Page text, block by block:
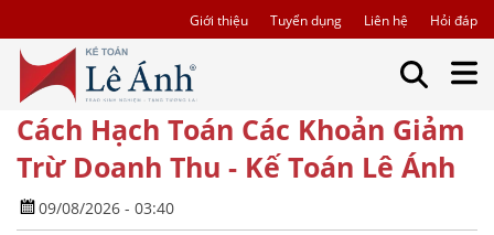
Giới thiệu Tuyển dụng Liên hệ Hỏi đáp
Cách Hạch Toán Các Khoản Giảm
Trừ Doanh Thu - Kế Toán Lê Ánh
09/08/2026 - 03:40